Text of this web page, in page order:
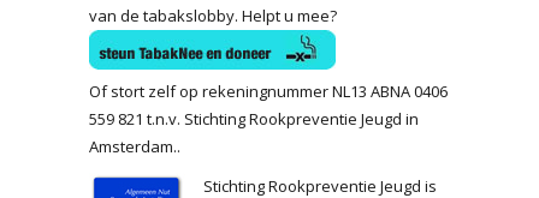
van de tabakslobby. Helpt u mee?
Of stort zelf op rekeningnummer NL13 ABNA 0406
559 821 t.n.v. Stichting Rookpreventie Jeugd in
Amsterdam..
Stichting Rookpreventie Jeugd is